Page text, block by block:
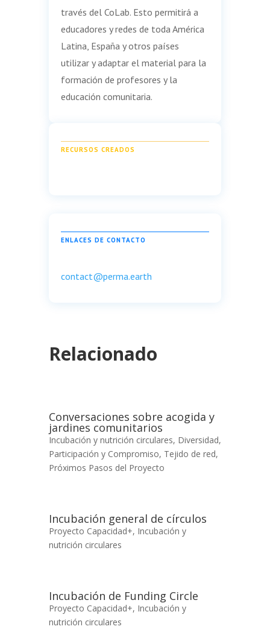
través del CoLab. Esto permitirá a
educadores y redes de toda América
Latina, España y otros países
utilizar y adaptar el material para la
formación de profesores y la
educación comunitaria.
RECURSOS CREADOS
ENLACES DE CONTACTO
contact@perma.earth
Relacionado
Conversaciones sobre acogida y
jardines comunitarios
Incubación y nutrición circulares, Diversidad,
Participación y Compromiso, Tejido de red,
Próximos Pasos del Proyecto
Incubación general de círculos
Proyecto Capacidad+, Incubación y
nutrición circulares
Incubación de Funding Circle
Proyecto Capacidad+, Incubación y
nutrición circulares